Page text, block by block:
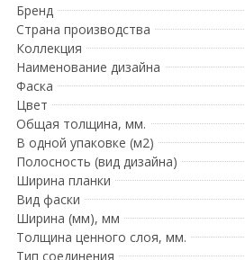
Бренд
Страна производства
Коллекция
Наименование дизайна
Фаска
Цвет
Общая толщина, мм.
В одной упаковке (м2)
Полосность (вид дизайна)
Ширина планки
Вид фаски
Ширина (мм), мм
Толщина ценного слоя, мм.
Тип соединения